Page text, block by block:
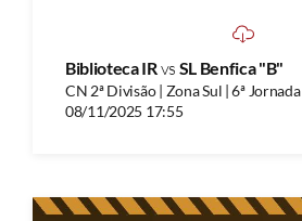
Biblioteca IRvs SL Benfica "B"
CN 2ª Divisão | Zona Sul | 6ª Jornada
08/11/2025 17:55